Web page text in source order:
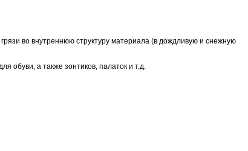
во внутреннюю структуру материала (в дождливую и снежную
обуви, а также зонтиков, палаток и т.д.